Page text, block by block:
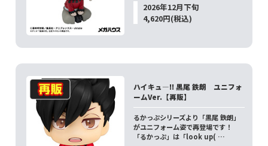
2026年12月下旬
4,620円(税込)
ハイキュ―!! 黒尾 鉄朗 ユニフォ
ームVer.【再販】
るかっぷシリーズより「黒尾 鉄朗」
がユニフォーム姿で再登場です！
「るかっぷ」は「look up( …